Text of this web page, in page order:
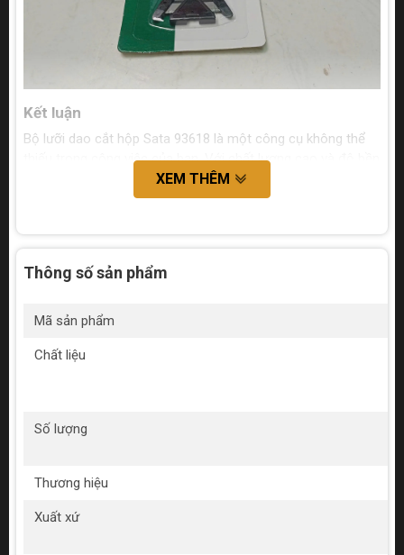
Kết luận
Bộ lưỡi dao cắt hộp Sata 93618 là một công cụ không thể
thiếu trong công việc của bạn. Với chất lượng cao và độ bền
vượt trội, bộ lưỡi dao này sẽ giúp bạn tiết kiệm thời gian và
XEM THÊM
Thông số sản phẩm
Mã sản phẩm
Chất liệu
Số lượng
Thương hiệu
Xuất xứ